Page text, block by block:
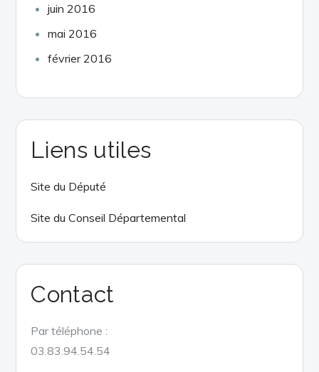
juin 2016
mai 2016
février 2016
Liens utiles
Site du Député
Site du Conseil Départemental
Contact
Par téléphone :
03.83.94.54.54